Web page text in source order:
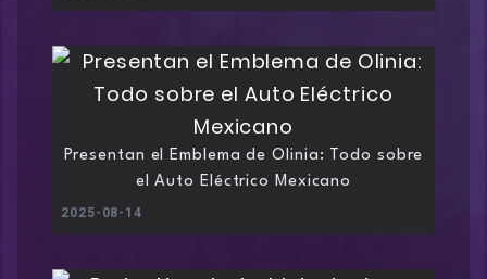
Presentan el Emblema de Olinia: Todo sobre
el Auto Eléctrico Mexicano
2025-08-14